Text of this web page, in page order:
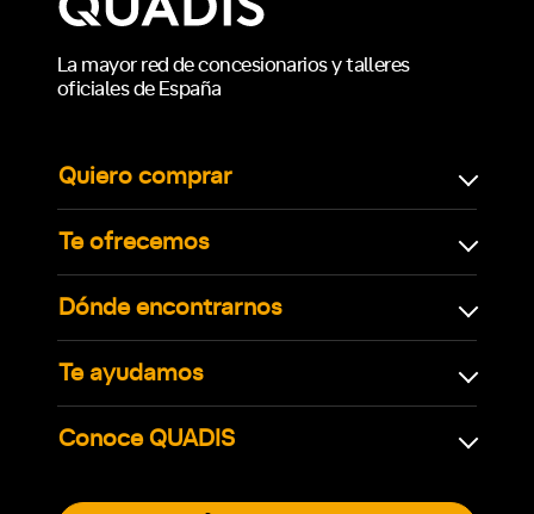
La mayor red de concesionarios y talleres
oficiales de España
Quiero comprar
Te ofrecemos
Dónde encontrarnos
Te ayudamos
Conoce QUADIS